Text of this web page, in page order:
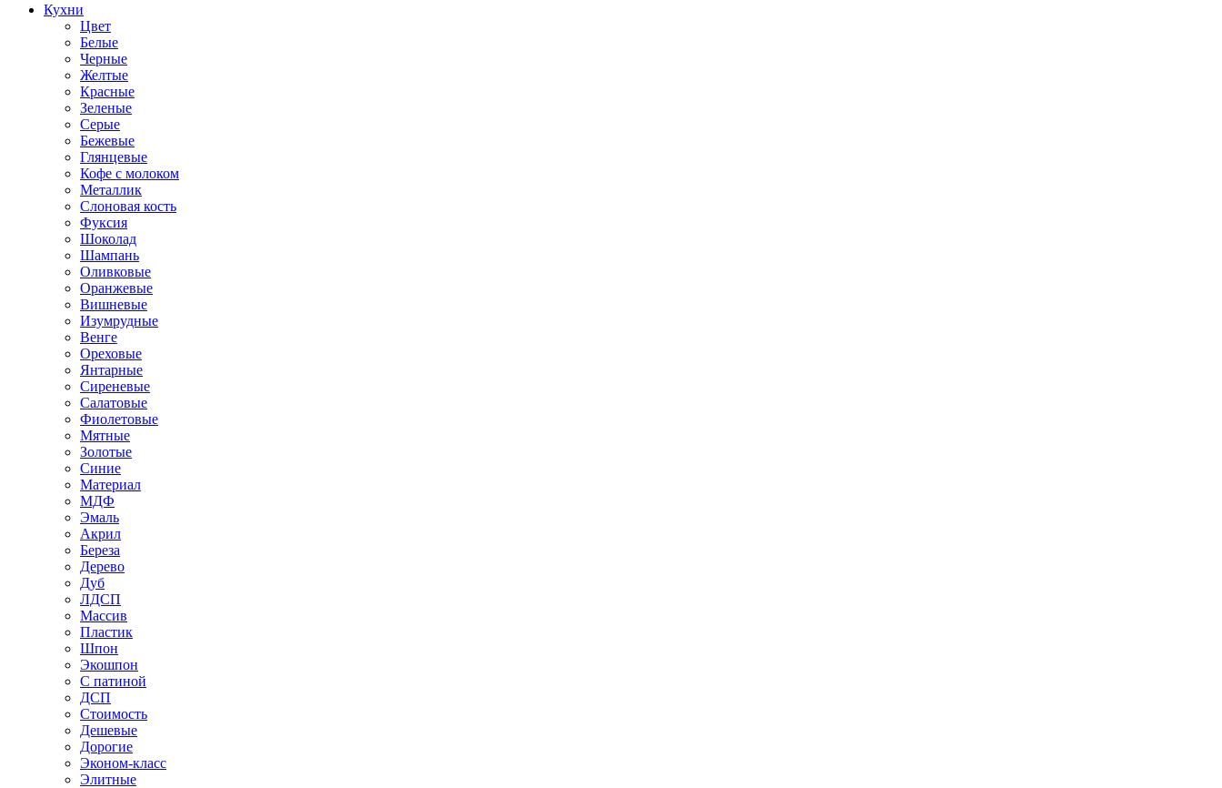
Кухни
Цвет
Белые
Черные
Желтые
Красные
Зеленые
Серые
Бежевые
Глянцевые
Кофе с молоком
Металлик
Слоновая кость
Фуксия
Шоколад
Шампань
Оливковые
Оранжевые
Вишневые
Изумрудные
Венге
Ореховые
Янтарные
Сиреневые
Салатовые
Фиолетовые
Мятные
Золотые
Синие
Материал
МДФ
Эмаль
Акрил
Береза
Дерево
Дуб
ЛДСП
Массив
Пластик
Шпон
Экошпон
С патиной
ДСП
Стоимость
Дешевые
Дорогие
Эконом-класс
Элитные